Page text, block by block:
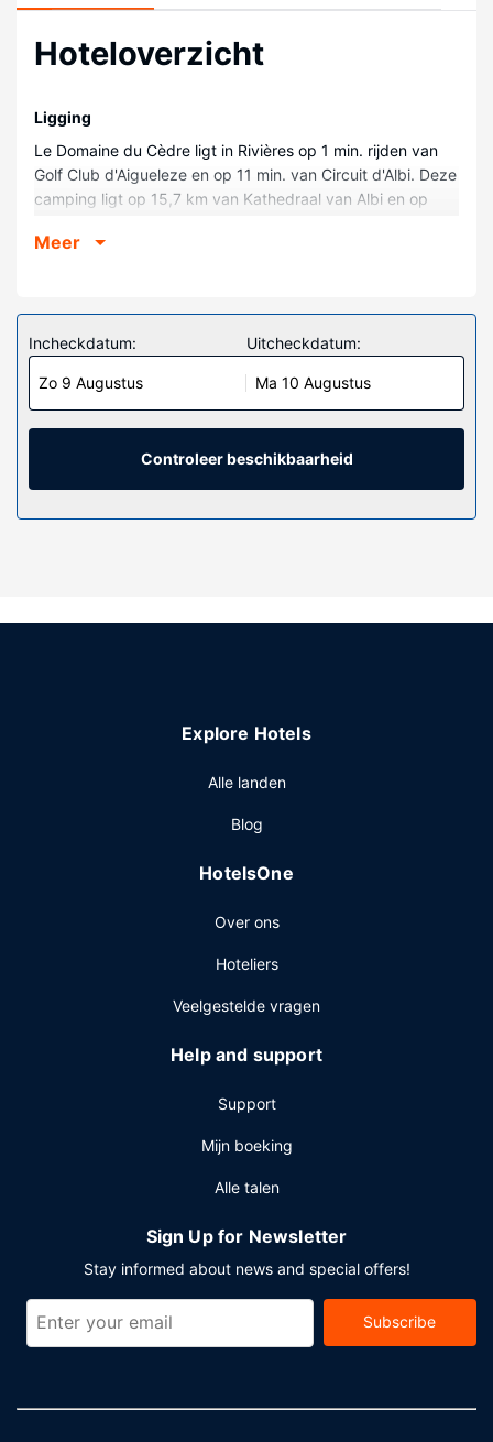
Hoteloverzicht
Ligging
Le Domaine du Cèdre ligt in Rivières op 1 min. rijden van
Golf Club d'Aigueleze en op 11 min. van Circuit d'Albi. Deze
camping ligt op 15,7 km van Kathedraal van Albi en op
Kamers
inclusief een koelkast en een oven. Er is gratis wifi op de
kamer als je op het internet wilt surfen. Voorzieningen zijn
bijvoorbeeld een magnetron en een
koffiezetapparaat/waterkoker, terwijl een
strijkplank/strijkijzer aangevraagd kunnen worden.
deze camping zijn gratis wifi, kinderopvang met toezicht
Overige voorzieningen
Enkele van de voorzieningen zijn een
wasserij. Ter plaatse heb je gratis parkeerplaatsen.
Meer
Incheckdatum:
Zo 9 Augustus
Uitcheckdatum:
Ma 10 Augustus
Controleer beschikbaarheid
Explore Hotels
Alle landen
Blog
HotelsOne
Over ons
Hoteliers
Veelgestelde vragen
Help and support
Support
Mijn boeking
Alle talen
Sign Up for Newsletter
Stay informed about news and special offers!
Subscribe